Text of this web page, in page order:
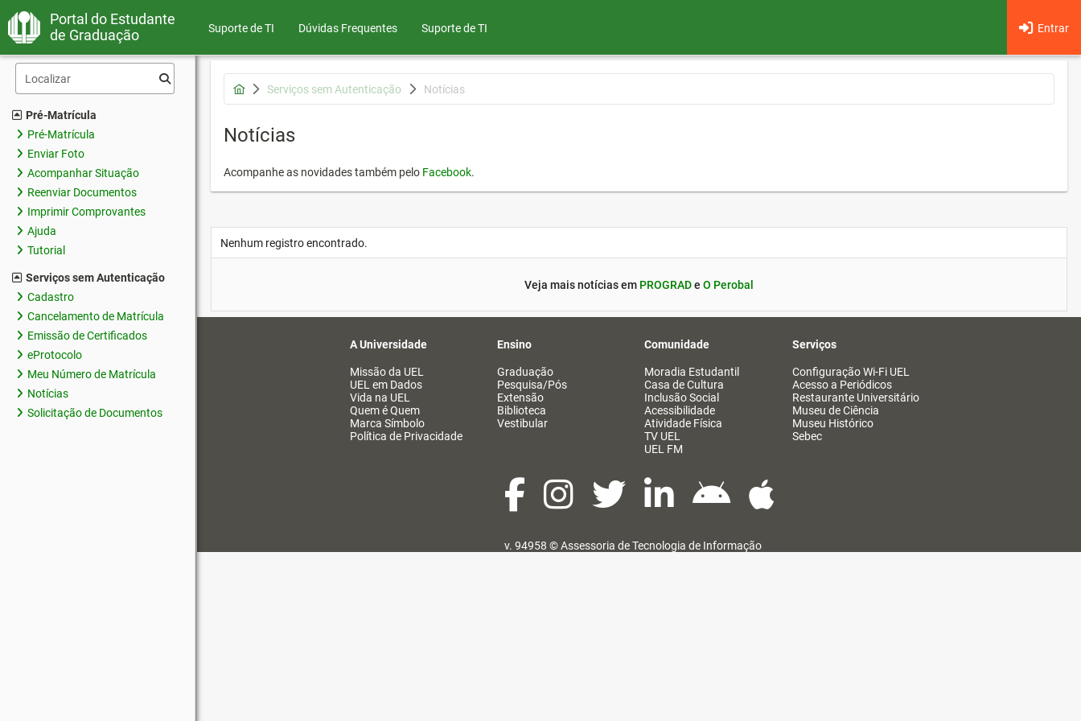
Portal do Estudante
de Graduação
Suporte de TI Dúvidas Frequentes Entrar
Suporte de TI
Pré-Matrícula
Pré-Matrícula
Enviar Foto
Acompanhar Situação
Reenviar Documentos
Imprimir Comprovantes
Ajuda
Tutorial
Serviços sem Autenticação
Cadastro
Cancelamento de Matrícula
Emissão de Certificados
eProtocolo
Meu Número de Matrícula
Notícias
Solicitação de Documentos
Serviços sem Autenticação Notícias
Notícias
Acompanhe as novidades também pelo Facebook.
Nenhum registro encontrado.
Veja mais notícias em PROGRADe O Perobal
A Universidade
Missão da UEL
UEL em Dados
Vida na UEL
Quem é Quem
Marca Símbolo
Política de Privacidade
Ensino
Graduação
Pesquisa/Pós
Extensão
Biblioteca
Vestibular
Comunidade
Moradia Estudantil
Casa de Cultura
Inclusão Social
Acessibilidade
Atividade Física
TV UEL
UEL FM
Serviços
Configuração Wi-Fi UEL
Acesso a Periódicos
Restaurante Universitário
Museu de Ciência
Museu Histórico
Sebec
v. 94958 ©Assessoria de Tecnologia de Informação